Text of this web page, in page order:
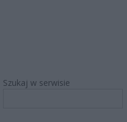
Szukaj w serwisie